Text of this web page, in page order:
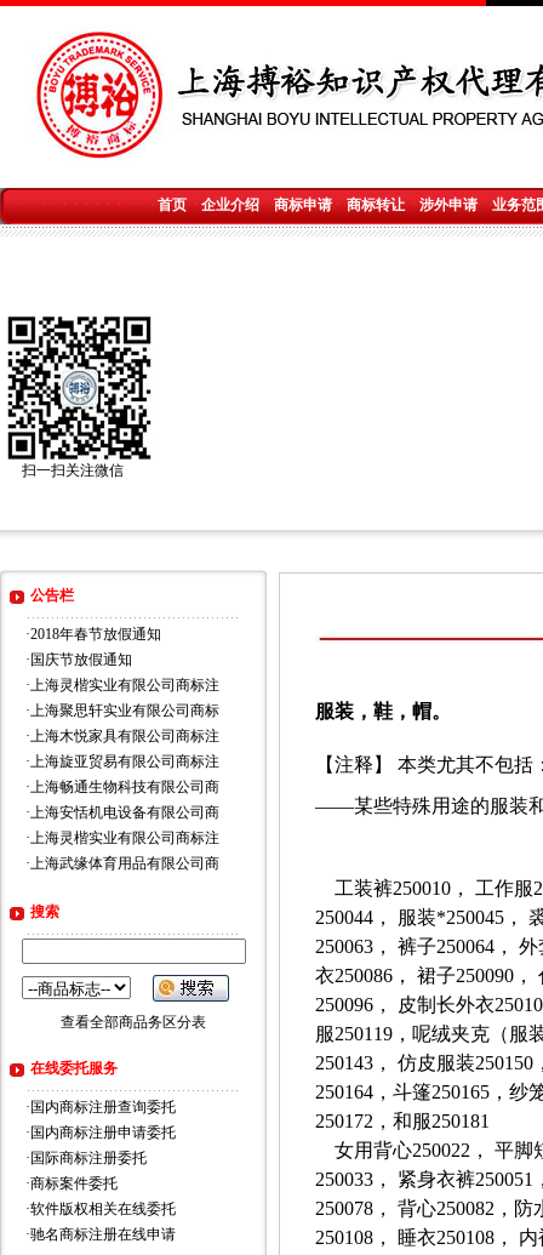
首页 企业介绍 商标申请 商标转让 涉外申请 业务范
公告栏
·2018年春节放假通知
· 国庆节放假通知
·上海灵楷实业有限公司商标注
·上海聚思轩实业有限公司商标
·上海木悦家具有限公司商标注
·上海旋亚贸易有限公司商标注
·上海畅通生物科技有限公司商
·上海安恬机电设备有限公司商
·上海灵楷实业有限公司商标注
·上海武缘体育用品有限公司商
搜索
查看全部商品务区分表
在线委托服务
· 国内商标注册查询委托
· 国内商标注册申请委托
· 国际商标注册委托
·商标案件委托
·软件版权相关在线委托
·驰名商标注册在线申请
服装，鞋，帽。
【注释】 本类尤其不包括
——某些特殊用途的服装
工装裤250010， 工作服
250044， 服装*250045，
250063， 裤子250064，
衣250086， 裙子250090
250096， 皮制长外衣
服250119，呢绒夹克（服
250143， 仿皮服装
250164，斗篷250165，纱
250172，和服250181
女用背心250022， 平脚
250033， 紧身衣裤
250078， 背心250082，
250108， 睡衣250108，
扫一扫关注微信